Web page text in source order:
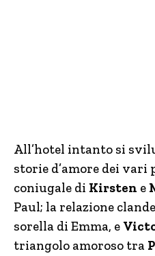
All’hotel intanto si
storie d’amore dei vari
coniugale di Kirsten e
Paul; la relazione
sorella di Emma, e
triangolo amoroso tra